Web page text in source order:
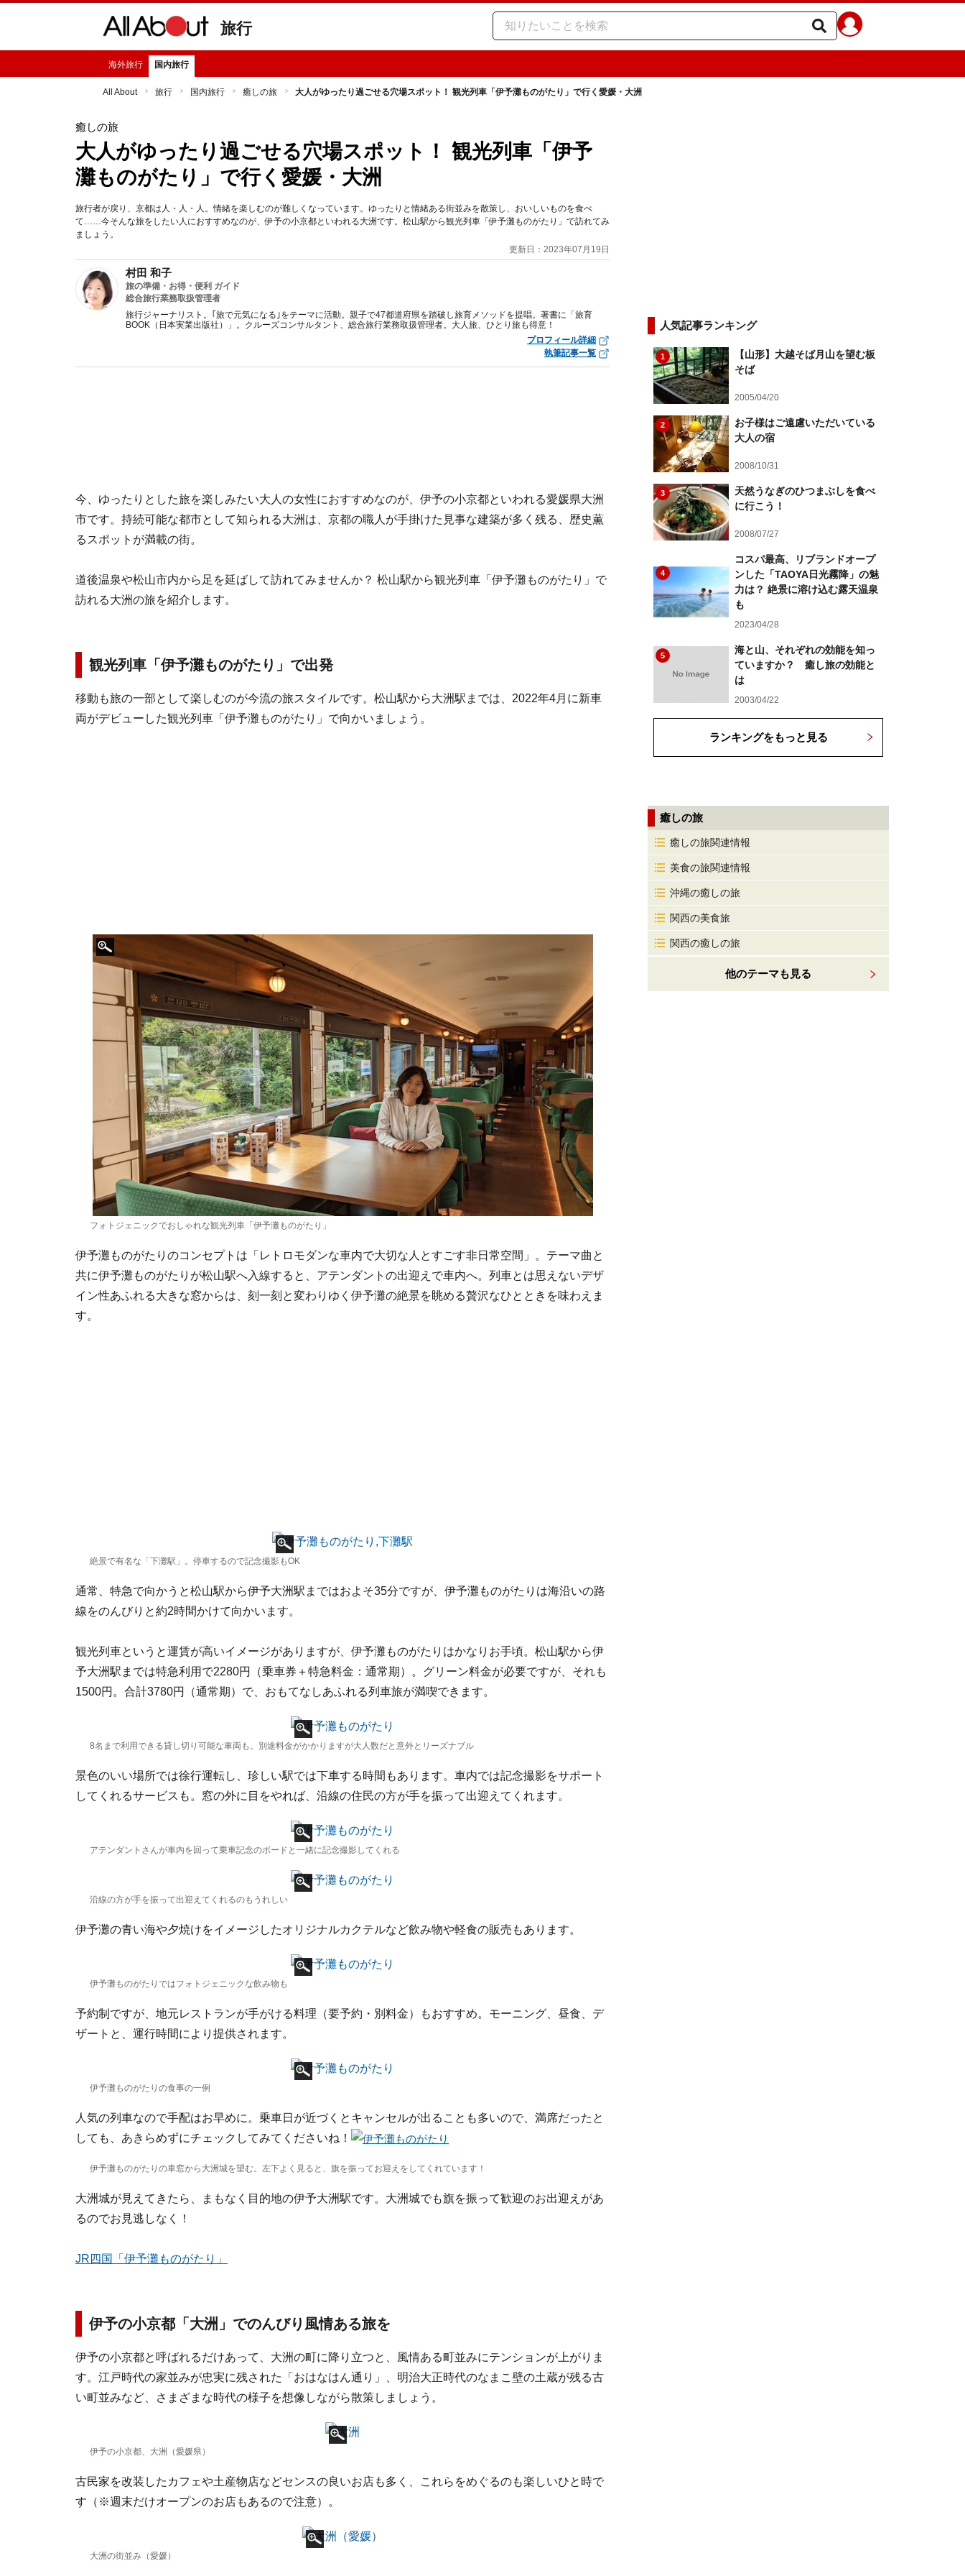
旅行
海外旅行 国内旅行
All About 旅行 国内旅行 癒しの旅 大人がゆったり過ごせる穴場スポット！ 観光列車「伊予灘ものがたり」で行く愛媛・大洲
癒しの旅
大人がゆったり過ごせる穴場スポット！ 観光列車「伊予
灘ものがたり」で行く愛媛・大洲
旅行者が戻り、京都は人・人・人。情緒を楽しむのが難しくなっています。ゆったりと情緒ある街並みを散策し、おいしいものを食べ
て……今そんな旅をしたい人におすすめなのが、伊予の小京都といわれる大洲です。松山駅から観光列車「伊予灘ものがたり」で訪れてみ
ましょう。
更新日：2023年07月19日
村田 和子
旅の準備・お得・便利 ガイド
総合旅行業務取扱管理者
旅行ジャーナリスト。｢旅で元気になる｣をテーマに活動。親子で47都道府県を踏破し旅育メソッドを提唱。著書に「旅育
BOOK（日本実業出版社）」。クルーズコンサルタント、総合旅行業務取扱管理者。大人旅、ひとり旅も得意！
プロフィール詳細
執筆記事一覧
今、ゆったりとした旅を楽しみたい大人の女性におすすめなのが、伊予の小京都といわれる愛媛県大洲
市です。持続可能な都市として知られる大洲は、京都の職人が手掛けた見事な建築が多く残る、歴史薫
るスポットが満載の街。
道後温泉や松山市内から足を延ばして訪れてみませんか？ 松山駅から観光列車「伊予灘ものがたり」で
訪れる大洲の旅を紹介します。
観光列車「伊予灘ものがたり」で出発
移動も旅の一部として楽しむのが今流の旅スタイルです。松山駅から大洲駅までは、2022年4月に新車
両がデビューした観光列車「伊予灘ものがたり」で向かいましょう。
フォトジェニックでおしゃれな観光列車「伊予灘ものがたり」
伊予灘ものがたりのコンセプトは「レトロモダンな車内で大切な人とすごす非日常空間」。テーマ曲と
共に伊予灘ものがたりが松山駅へ入線すると、アテンダントの出迎えで車内へ。列車とは思えないデザ
イン性あふれる大きな窓からは、刻一刻と変わりゆく伊予灘の絶景を眺める贅沢なひとときを味わえま
す。
絶景で有名な「下灘駅」。停車するので記念撮影もOK
通常、特急で向かうと松山駅から伊予大洲駅まではおよそ35分ですが、伊予灘ものがたりは海沿いの路
線をのんびりと約2時間かけて向かいます。
観光列車というと運賃が高いイメージがありますが、伊予灘ものがたりはかなりお手頃。松山駅から伊
予大洲駅までは特急利用で2280円（乗車券＋特急料金：通常期）。グリーン料金が必要ですが、それも
1500円。合計3780円（通常期）で、おもてなしあふれる列車旅が満喫できます。
8名まで利用できる貸し切り可能な車両も。別途料金がかかりますが大人数だと意外とリーズナブル
景色のいい場所では徐行運転し、珍しい駅では下車する時間もあります。車内では記念撮影をサポート
してくれるサービスも。窓の外に目をやれば、沿線の住民の方が手を振って出迎えてくれます。
アテンダントさんが車内を回って乗車記念のボードと一緒に記念撮影してくれる
沿線の方が手を振って出迎えてくれるのもうれしい
伊予灘の青い海や夕焼けをイメージしたオリジナルカクテルなど飲み物や軽食の販売もあります。
伊予灘ものがたりではフォトジェニックな飲み物も
予約制ですが、地元レストランが手がける料理（要予約・別料金）もおすすめ。モーニング、昼食、デ
ザートと、運行時間により提供されます。
伊予灘ものがたりの食事の一例
人気の列車なので手配はお早めに。乗車日が近づくとキャンセルが出ることも多いので、満席だったと
しても、あきらめずにチェックしてみてくださいね！
伊予灘ものがたりの車窓から大洲城を望む。左下よく見ると、旗を振ってお迎えをしてくれています！
大洲城が見えてきたら、まもなく目的地の伊予大洲駅です。大洲城でも旗を振って歓迎のお出迎えがあ
るのでお見逃しなく！
JR四国「伊予灘ものがたり」
伊予の小京都「大洲」でのんびり風情ある旅を
伊予の小京都と呼ばれるだけあって、大洲の町に降り立つと、風情ある町並みにテンションが上がりま
す。江戸時代の家並みが忠実に残された「おはなはん通り」、明治大正時代のなまこ壁の土蔵が残る古
い町並みなど、さまざまな時代の様子を想像しながら散策しましょう。
伊予の小京都、大洲（愛媛県）
古民家を改装したカフェや土産物店などセンスの良いお店も多く、これらをめぐるのも楽しいひと時で
す（※週末だけオープンのお店もあるので注意）。
大洲の街並み（愛媛）
人気記事ランキング
1
【山形】大越そば月山を望む板
そば
2005/04/20
2
お子様はご遠慮いただいている
大人の宿
2008/10/31
3
天然うなぎのひつまぶしを食べ
に行こう！
2008/07/27
4
コスパ最高、リブランドオープ
ンした「TAOYA日光霧降」の魅
力は？ 絶景に溶け込む露天温泉
も
2023/04/28
5
海と山、それぞれの効能を知っ
ていますか？ 癒し旅の効能と
は
2003/04/22
ランキングをもっと見る
癒しの旅
癒しの旅関連情報
美食の旅関連情報
沖縄の癒しの旅
関西の美食旅
関西の癒しの旅
他のテーマも見る